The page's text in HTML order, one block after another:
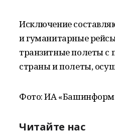
Исключение
и гуманитарные
транзитные полеты с
страны и полеты,
Фото: ИА
Читайте нас